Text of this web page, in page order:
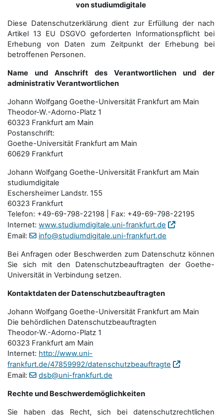
von studiumdigitale
Diese Datenschutzerklärung dient zur Erfüllung der nach
Artikel 13 EU DSGVO geforderten Informationspflicht bei
Erhebung von Daten zum Zeitpunkt der Erhebung bei
betroffenen Personen.
Name und Anschrift des Verantwortlichen und der
administrativ Verantwortlichen
Johann Wolfgang Goethe-Universität Frankfurt am Main
Theodor-W.-Adorno-Platz 1
60323 Frankfurt am Main
Postanschrift:
Goethe-Universität Frankfurt am Main
60629 Frankfurt
Johann Wolfgang Goethe-Universität Frankfurt am Main
studiumdigitale
Eschersheimer Landstr. 155
60323 Frankfurt
Telefon: +49-69-798-22198 | Fax: +49-69-798-22195
Internet: www.studiumdigitale.uni-frankfurt.de
Email:
info@studiumdigitale.uni-frankfurt.de
Bei Anfragen oder Beschwerden zum Datenschutz können
Sie sich mit den Datenschutz­beauftragten der Goethe-
Universität in Verbindung setzen.
Kontaktdaten der Datenschutzbeauftragten
Johann Wolfgang Goethe-Universität Frankfurt am Main
Die behördlichen Datenschutzbeauftragten
Theodor-W.-Adorno-Platz 1
60323 Frankfurt am Main
Internet: http://www.uni-
frankfurt.de/47859992/datenschutzbeauftragte
Email:
dsb@uni-frankfurt.de
Rechte und Beschwerdemöglichkeiten
Sie haben das Recht, sich bei datenschutzrechtlichen